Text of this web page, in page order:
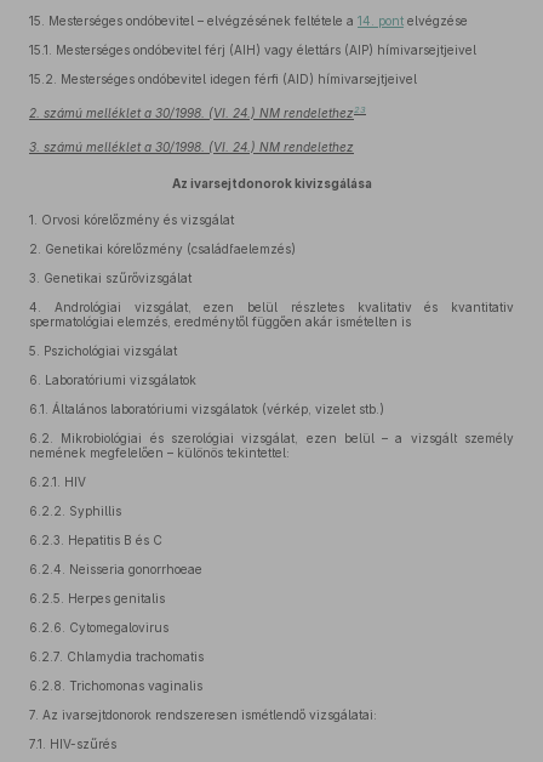
15.
Mesterséges ondóbevitel – elvégzésének feltétele a 14. pont elvégzése
15.1.
Mesterséges ondóbevitel férj (AIH) vagy élettárs (AIP) hímivarsejtjeivel
15.2.
Mesterséges ondóbevitel idegen férfi (AID) hímivarsejtjeivel
2. számú melléklet a 30/1998. (VI. 24.) NM rendelethez 23
3. számú melléklet a 30/1998. (VI. 24.) NM rendelethez
Az ivarsejtdonorok kivizsgálása
1.
Orvosi kórelőzmény és vizsgálat
2.
Genetikai kórelőzmény (családfaelemzés)
3.
Genetikai szűrővizsgálat
4.
Andrológiai vizsgálat, ezen belül részletes kvalitativ és kvantitativ
spermatológiai elemzés, eredménytől függően akár ismételten is
5.
Pszichológiai vizsgálat
6.
Laboratóriumi vizsgálatok
6.1. Általános laboratóriumi vizsgálatok (vérkép, vizelet stb.)
6.2.
Mikrobiológiai és szerológiai vizsgálat, ezen belül – a vizsgált személy
nemének megfelelően – különös tekintettel:
6.2.1.
HIV
6.2.2.
Syphillis
6.2.3.
Hepatitis B és C
6.2.4.
Neisseria gonorrhoeae
6.2.5.
Herpes genitalis
6.2.6.
Cytomegalovirus
6.2.7. Chlamydia trachomatis
6.2.8.
Trichomonas vaginalis
7. Az ivarsejtdonorok rendszeresen ismétlendő vizsgálatai:
7.1.
HIV-szűrés